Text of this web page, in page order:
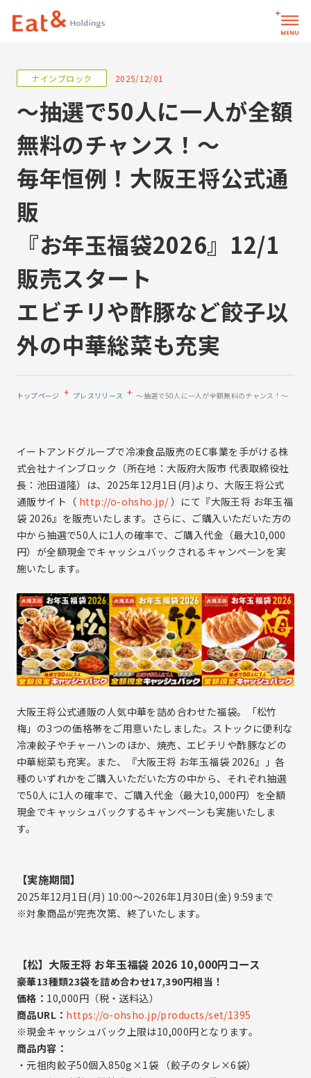
サイト内検索
パーパス
企業情報
企業情報トップ
メッセージ
会社概要
役員一覧
事業と強み
沿革
拠点案内
イートアンドグループ
会社一覧
イートアンドグループ会社一覧トップ
株式会社大阪王将
株式会社ナインブロック
ブランド一覧
プレスリリース
サステナビリティトップ
サステナビリティ基本方針
7つの重点取組み
サステナビリティレポート
気候変動への取り組み
IR情報
IR情報トップ
経営方針
株主の皆様へ
中期経営計画
コーポレート・ガバナンス
事業等のリスク
ディスクロージャーポリシー
業績・財務情報
主な経営指標
セグメント別情報
貸借対照表
損益計算書
キャッシュ・フロー計算書
IRイベント
株主総会
株主様工場見学
決算短信
有価証券報告書
株主様向け報告書
株式・社債情報
株式事務手続きのご案内
採用情報
採用情報トップ
新卒採用
採用ニュース
ソーシャルメディア
個人情報保護方針
サイトマップ
お問い合わせ
商品・原産地情報
2025/12/01
～抽選で50人に一人が全額
無料のチャンス！～
毎年恒例！大阪王将公式通
販
『お年玉福袋2026』12/1
販売スタート
エビチリや酢豚など餃子以
外の中華総菜も充実
トップページ プレスリリース ～抽選で50人に一人が全額無料のチャンス！～
イートアンドグループで冷凍食品販売のEC事業を手がける株
式会社ナインブロック（所在地：大阪府大阪市 代表取締役社
長：池田道隆）は、2025年12月1日(月)より、大阪王将公式
通販サイト（ http://o-ohsho.jp/）にて『大阪王将 お年玉福
袋 2026』を販売いたします。さらに、ご購入いただいた方の
中から抽選で50人に1人の確率で、ご購入代金（最大10,000
円）が全額現金でキャッシュバックされるキャンペーンを実
施いたします。
大阪王将公式通販の人気中華を詰め合わせた福袋。「松竹
梅」の3つの価格帯をご用意いたしました。ストックに便利な
冷凍餃子やチャーハンのほか、焼売、エビチリや酢豚などの
中華総菜も充実。また、『大阪王将 お年玉福袋 2026』」各
種のいずれかをご購入いただいた方の中から、それぞれ抽選
で50人に1人の確率で、ご購入代金（最大10,000円）を全額
現金でキャッシュバックするキャンペーンも実施いたしま
す。
【実施期間】
2025年12月1日(月) 10:00～2026年1月30日(金) 9:59まで
※対象商品が完売次第、終了いたします。
【松】大阪王将 お年玉福袋 2026 10,000円コース
豪華13種類23袋を詰め合わせ17,390円相当！
価格： 10,000円（税・送料込）
商品URL： https://o-ohsho.jp/products/set/1395
※現金キャッシュバック上限は10,000円となります。
商品内容：
・元祖肉餃子50個入850g×1袋 （餃子のタレ×6袋）